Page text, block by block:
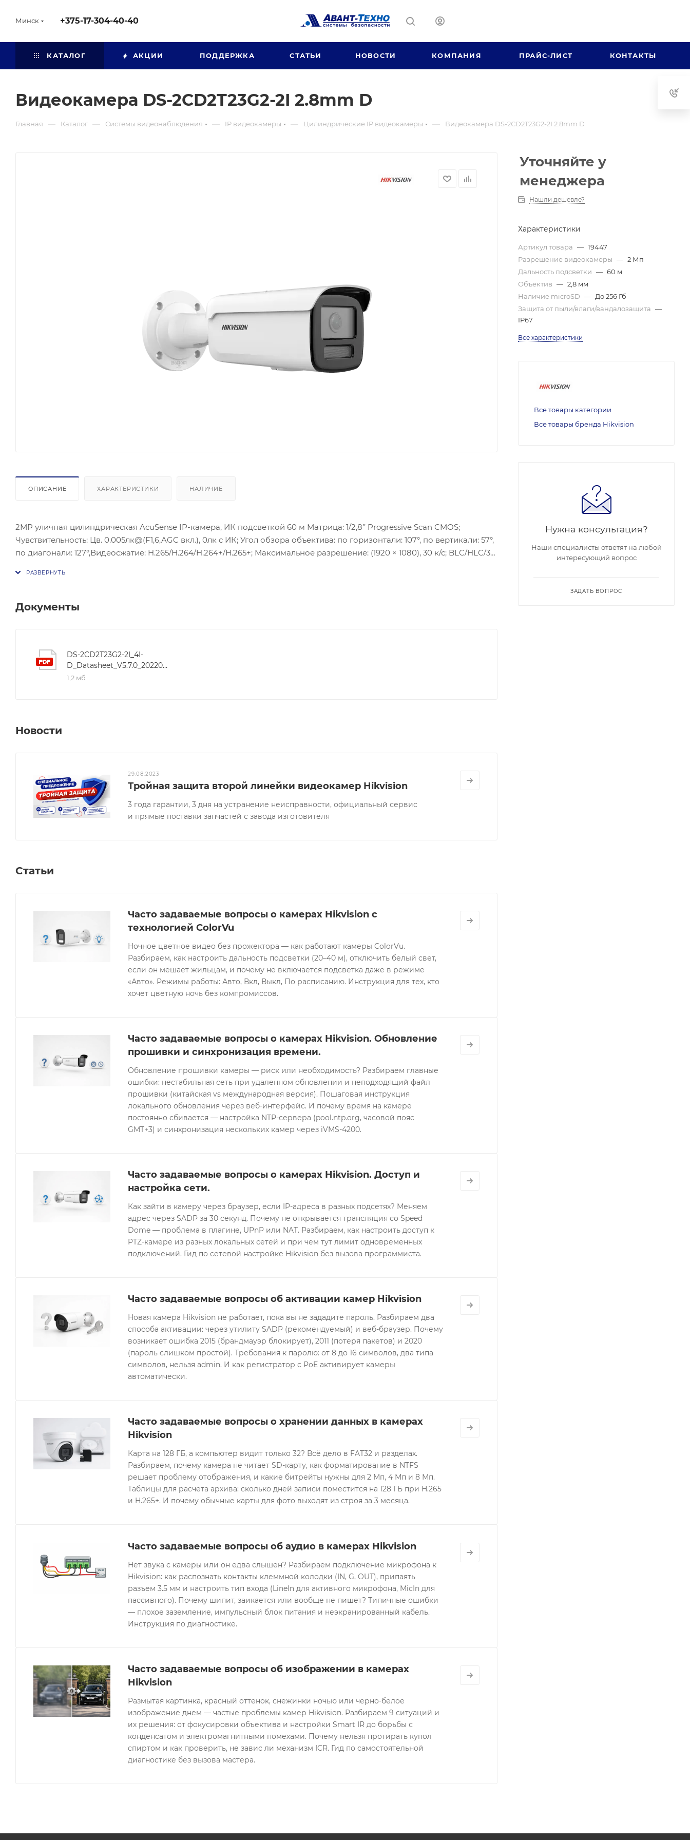
Минск +375-17-304-40-40
КАТАЛОГ АКЦИИ ПОДДЕРЖКА СТАТЬИ НОВОСТИ КОМПАНИЯ ПРАЙС-ЛИСТ КОНТАКТЫ
Видеокамера DS-2CD2T23G2-2I 2.8mm D
Главная — Каталог — Системы видеонаблюдения — IP видеокамеры — Цилиндрические IP видеокамеры — Видеокамера DS-2CD2T23G2-2I 2.8mm D
ОПИСАНИЕ ХАРАКТЕРИСТИКИ НАЛИЧИЕ
2МP уличная цилиндрическая AcuSense IP-камера, ИК подсветкой 60 м Матрица: 1/2,8’’ Progressive Scan CMOS;
Чувствительность: Цв. 0.005лк@(F1,6,AGC вкл.), 0лк с ИК; Угол обзора объектива: по горизонтали: 107°, по вертикали: 57°,
по диагонали: 127°,Видеосжатие: H.265/H.264/H.264+/H.265+; Максимальное разрешение: (1920 × 1080), 30 к/с; BLC/HLC/3D
Документы
DS-2CD2T23G2-2I_4I-
D_Datasheet_V5.7.0_20220601
1,2 мб
Новости
29.08.2023
Тройная защита второй линейки видеокамер Hikvision
3 года гарантии, 3 дня на устранение неисправности, официальный сервис
и прямые поставки запчастей с завода изготовителя
Статьи
Часто задаваемые вопросы о камерах Hikvision с
технологией ColorVu
Ночное цветное видео без прожектора — как работают камеры ColorVu.
Разбираем, как настроить дальность подсветки (20–40 м), отключить белый свет,
если он мешает жильцам, и почему не включается подсветка даже в режиме
«Авто». Режимы работы: Авто, Вкл, Выкл, По расписанию. Инструкция для тех, кто
хочет цветную ночь без компромиссов.
Часто задаваемые вопросы о камерах Hikvision. Обновление
прошивки и синхронизация времени.
Обновление прошивки камеры — риск или необходимость? Разбираем главные
ошибки: нестабильная сеть при удаленном обновлении и неподходящий файл
прошивки (китайская vs международная версия). Пошаговая инструкция
локального обновления через веб-интерфейс. И почему время на камере
постоянно сбивается — настройка NTP-сервера (pool.ntp.org, часовой пояс
GMT+3) и синхронизация нескольких камер через iVMS-4200.
Часто задаваемые вопросы о камерах Hikvision. Доступ и
настройка сети.
Как зайти в камеру через браузер, если IP-адреса в разных подсетях? Меняем
адрес через SADP за 30 секунд. Почему не открывается трансляция со Speed
Dome — проблема в плагине, UPnP или NAT. Разбираем, как настроить доступ к
PTZ-камере из разных локальных сетей и при чем тут лимит одновременных
подключений. Гид по сетевой настройке Hikvision без вызова программиста.
Часто задаваемые вопросы об активации камер Hikvision
Новая камера Hikvision не работает, пока вы не зададите пароль. Разбираем два
способа активации: через утилиту SADP (рекомендуемый) и веб-браузер. Почему
возникает ошибка 2015 (брандмауэр блокирует), 2011 (потеря пакетов) и 2020
(пароль слишком простой). Требования к паролю: от 8 до 16 символов, два типа
символов, нельзя admin. И как регистратор с PoE активирует камеры
автоматически.
Часто задаваемые вопросы о хранении данных в камерах
Hikvision
Карта на 128 ГБ, а компьютер видит только 32? Всё дело в FAT32 и разделах.
Разбираем, почему камера не читает SD-карту, как форматирование в NTFS
решает проблему отображения, и какие битрейты нужны для 2 Мп, 4 Мп и 8 Мп.
Таблицы для расчета архива: сколько дней записи поместится на 128 ГБ при H.265
и H.265+. И почему обычные карты для фото выходят из строя за 3 месяца.
Часто задаваемые вопросы об аудио в камерах Hikvision
Нет звука с камеры или он едва слышен? Разбираем подключение микрофона к
Hikvision: как распознать контакты клеммной колодки (IN, G, OUT), припаять
разъем 3.5 мм и настроить тип входа (LineIn для активного микрофона, MicIn для
пассивного). Почему шипит, заикается или вообще не пишет? Типичные ошибки
— плохое заземление, импульсный блок питания и неэкранированный кабель.
Инструкция по диагностике.
Часто задаваемые вопросы об изображении в камерах
Hikvision
Размытая картинка, красный оттенок, снежинки ночью или черно-белое
изображение днем — частые проблемы камер Hikvision. Разбираем 9 ситуаций и
их решения: от фокусировки объектива и настройки Smart IR до борьбы с
конденсатом и электромагнитными помехами. Почему нельзя протирать купол
спиртом и как проверить, не завис ли механизм ICR. Гид по самостоятельной
диагностике без вызова мастера.
Уточняйте у
менеджера
Нашли дешевле?
Характеристики
Артикул товара — 19447
Разрешение видеокамеры — 2 Мп
Дальность подсветки — 60 м
Объектив — 2,8 мм
Наличие microSD — До 256 Гб
Защита от пыли/влаги/вандалозащита —
IP67
Все характеристики
Все товары категории
Все товары бренда Hikvision
Нужна консультация?
Наши специалисты ответят на любой
интересующий вопрос
ЗАДАТЬ ВОПРОС